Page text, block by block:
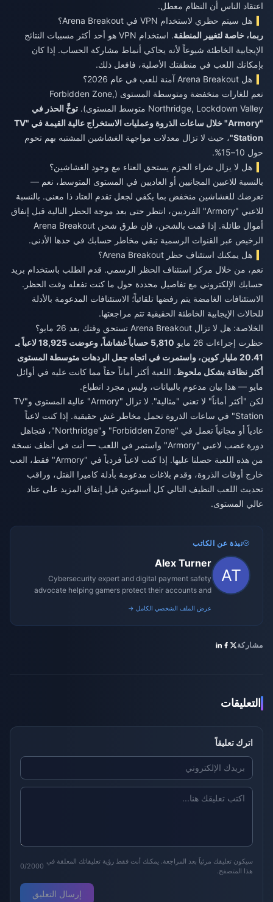
اعتقاد الناس أن النظام معطل.
هل سيتم حظري لاستخدام VPN في Arena Breakout؟
ربما، خاصة لتغيير المنطقة
. استخدام VPN هو أحد أكثر مسببات النتائج
الإيجابية الخاطئة شيوعاً لأنه يحاكي أنماط مشاركة الحساب. إذا كان
بإمكانك اللعب في منطقتك الأصلية، فافعل ذلك.
هل Arena Breakout آمنة للعب في عام 2026؟
نعم للغارات منخفضة ومتوسطة المستوى (Forbidden Zone,
Northridge, Lockdown Valley متوسط المستوى).
توخَّ الحذر في
"Armory" خلال ساعات الذروة وعمليات الاستخراج عالية القيمة في "TV
Station" ، حيث لا تزال معدلات مواجهة الغشاشين المشتبه بهم تحوم
حول 10–15%.
هل لا يزال شراء الحزم يستحق العناء مع وجود الغشاشين؟
بالنسبة للاعبين المجانيين أو العاديين في المستوى المتوسط، نعم —
تعرضك للغشاشين منخفض بما يكفي لجعل تقدم العتاد ذا معنى. بالنسبة
للاعبي "Armory" الفرديين، انتظر حتى بعد موجة الحظر التالية قبل إنفاق
أموال طائلة. إذا قمت بالشحن، فإن طرق
شحن Arena Breakout
الرخيص عبر القنوات الرسمية تبقي مخاطر حسابك في حدها الأدنى.
هل يمكنك استئناف حظر Arena Breakout؟
نعم، من خلال مركز استئناف الحظر الرسمي. قدم الطلب باستخدام بريد
حسابك الإلكتروني مع تفاصيل محددة حول ما كنت تفعله وقت الحظر.
الاستئنافات الغامضة يتم رفضها تلقائياً؛ الاستئنافات المدعومة بالأدلة
للحالات الإيجابية الخاطئة الحقيقية تتم مراجعتها.
الخلاصة: هل لا تزال Arena Breakout تستحق وقتك بعد 26 مايو؟
حظرت إجراءات 26 مايو
5,810 حساباً غشاشاً، وعوضت 18,925 لاعباً بـ
20.41 مليار كوين، واستمرت في اتجاه جعل الردهات متوسطة المستوى
أكثر نظافة بشكل ملحوظ. اللعبة أكثر أماناً حقاً مما كانت عليه في أوائل
مايو — هذا بيان مدعوم بالبيانات، وليس مجرد انطباع.
لكن "أكثر أماناً" لا تعني "مثالية". لا تزال "Armory" عالية المستوى و"TV
Station" في ساعات الذروة تحمل مخاطر غش حقيقية. إذا كنت لاعباً
عادياً أو مجانياً تعمل في "Forbidden Zone" و"Northridge"، فتجاهل
دورة غضب لاعبي "Armory" واستمر في اللعب — أنت في أنظف نسخة
من هذه اللعبة حصلنا عليها. إذا كنت لاعباً فردياً في "Armory" فقط، العب
خارج أوقات الذروة، وقدم بلاغات مدعومة بأدلة كاميرا القتل، وراقب
تحديث اللعب النظيف التالي كل أسبوعين قبل إنفاق المزيد على عتاد
عالي المستوى.
نبذة عن الكاتب
Alex Turner
Cybersecurity expert and digital payment safety
advocate helping gamers protect their accounts and
عرض الملف الشخصي الكامل →
مشاركة
التعليقات
اترك تعليقاً
سيكون تعليقك مرئياً بعد المراجعة. يمكنك أنت فقط رؤية تعليقاتك المعلقة في
هذا المتصفح.
0/2000
إرسال التعليق